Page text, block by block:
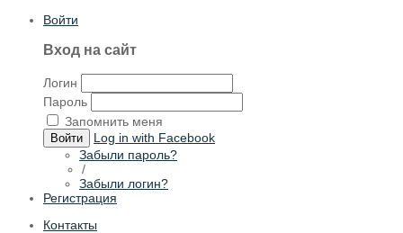
Войти
Вход на сайт
Логин
Пароль
Запомнить меня
Войти
Log in with Facebook
Забыли пароль?
/
Забыли логин?
Регистрация
Контакты